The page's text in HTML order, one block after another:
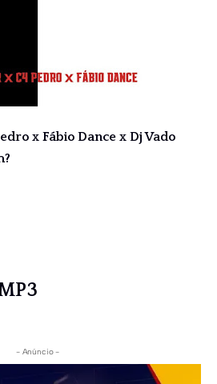
x Fábio Dance x Dj Vado
- Anúncio -